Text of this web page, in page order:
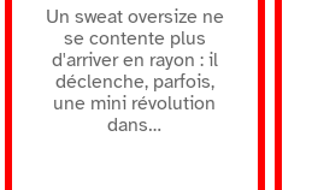
Un sweat oversize ne
se contente plus
d'arriver en rayon : il
déclenche, parfois,
une mini révolution
dans…